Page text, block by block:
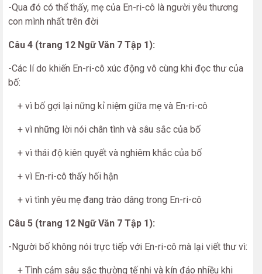
-Qua đó có thể thấy, mẹ của En-ri-cô là người yêu thương
con mình nhất trên đời
Câu 4 (trang 12 Ngữ Văn 7 Tập 1):
-Các lí do khiến En-ri-cô xúc động vô cùng khi đọc thư của
bố:
+ vì bố gợi lại nững kỉ niệm giữa mẹ và En-ri-cô
+ vì những lời nói chân tình và sâu sắc của bố
+ vì thái độ kiên quyết và nghiêm khắc của bố
+ vì En-ri-cô thấy hối hận
+ vì tình yêu mẹ đang trào dâng trong En-ri-cô
Câu 5 (trang 12 Ngữ Văn 7 Tập 1):
-Người bố không nói trực tiếp với En-ri-cô mà lại viết thư vì:
+ Tình cảm sâu sắc thường tế nhị và kín đáo nhiều khi